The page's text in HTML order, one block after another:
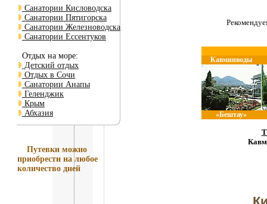
Санатории Кисловодска
Санатории Пятигорска
Санатории Железноводска
Санатории Ессентуков
Отдых на море:
Детский отдых
Отдых в Сочи
Санатории Анапы
Геленджик
Крым
Абхазия
Путевки можно
приобрести на любое
количество дней
Кавминводы
«Бештау»